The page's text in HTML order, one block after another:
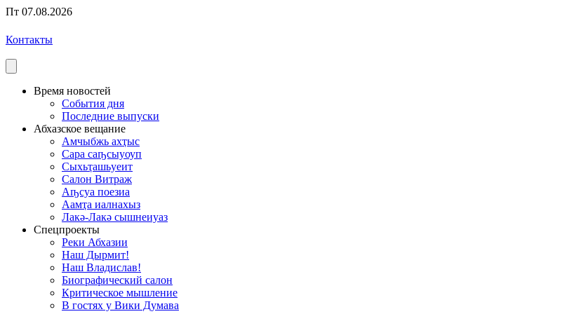
Пт 07.08.2026
Контакты
Время новостей
События дня
Последние выпуски
Абхазское вещание
Амчыбжь ахҭыс
Сара саҧсыуоуп
Сыхьҭашьуеит
Салон Витраж
Аҧсуа поезиа
Аамҭа иалнахыз
Лакә-Лакә сышнеиуаз
Спецпроекты
Реки Абхазии
Наш Дырмит!
Наш Владислав!
Биографический салон
Критическое мышление
В гостях у Вики Думава